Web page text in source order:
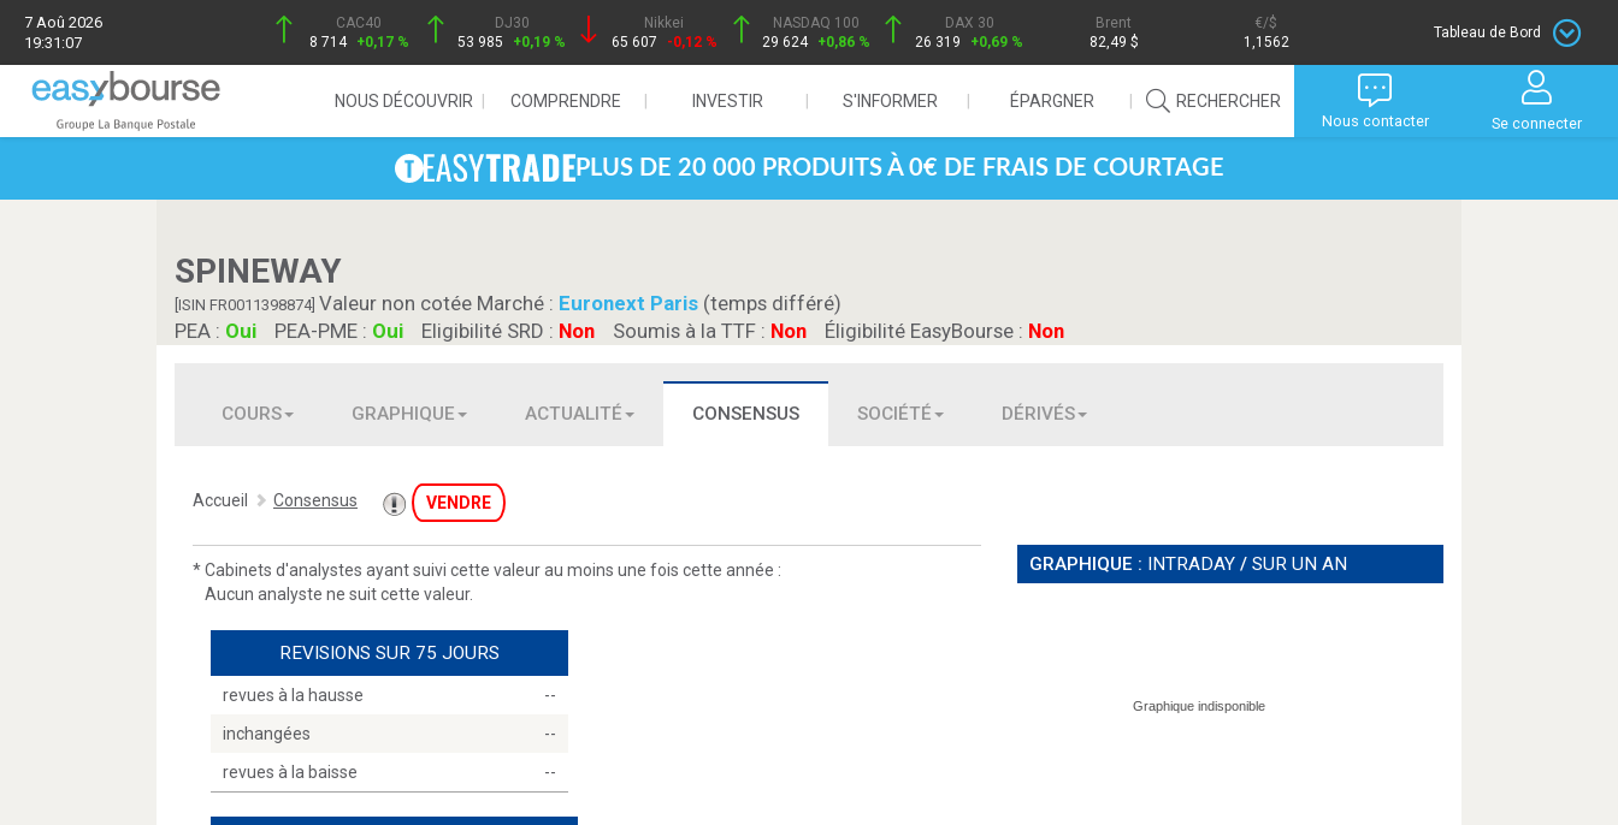
7 Aoû 2026
19:31:07
CAC40
8 714 +0,17 %
DJ30
53 985
+0,19 %
Nikkei
65 607
-0,12 %
NASDAQ 100
29 624 +0,86 %
DAX 30
26 319
+0,69 %
Brent
82,49 $
/$
1,1562
Tableau de Bord
NOUS DÉCOUVRIR COMPRENDRE INVESTIR S'INFORMER ÉPARGNER RECHERCHER
Nous contacter Se connecter
PLUS DE 20 000 PRODUITS À 0€ DE FRAIS DE COURTAGE
SPINEWAY
[ISIN FR0011398874] Valeur non cotée Marché : Euronext Paris (temps différé)
PEA : Oui PEA-PME : Oui Eligibilité SRD : Non Soumis à la TTF : Non Éligibilité EasyBourse : Non
COURS GRAPHIQUE ACTUALITÉ CONSENSUS SOCIÉTÉ DÉRIVÉS
Accueil Consensus VENDRE
*Cabinets d'analystes ayant suivi cette valeur au moins une fois cette année :
Aucun analyste ne suit cette valeur.
REVISIONS SUR 75 JOURS
revues à la hausse
--
inchangées
--
revues à la baisse
--
GRAPHIQUE : INTRADAY /SUR UN AN